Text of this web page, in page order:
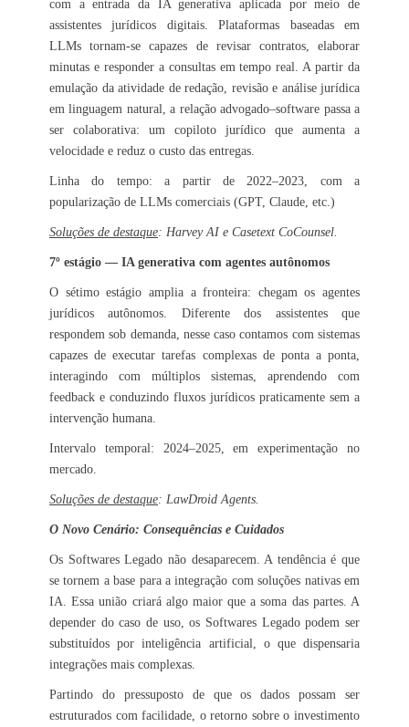
com a entrada da IA generativa aplicada por meio de
assistentes jurídicos digitais. Plataformas baseadas em
LLMs tornam-se capazes de revisar contratos, elaborar
minutas e responder a consultas em tempo real. A partir da
emulação da atividade de redação, revisão e análise jurídica
em linguagem natural, a relação advogado–software passa a
ser colaborativa: um copiloto jurídico que aumenta a
velocidade e reduz o custo das entregas.
Linha do tempo: a partir de 2022–2023, com a
popularização de LLMs comerciais (GPT, Claude, etc.)
Soluções de destaque: Harvey AI e Casetext CoCounsel.
7º estágio — IA generativa com agentes autônomos
O sétimo estágio amplia a fronteira: chegam os agentes
jurídicos autônomos. Diferente dos assistentes que
respondem sob demanda, nesse caso contamos com sistemas
capazes de executar tarefas complexas de ponta a ponta,
interagindo com múltiplos sistemas, aprendendo com
feedback e conduzindo fluxos jurídicos praticamente sem a
intervenção humana.
Intervalo temporal: 2024–2025, em experimentação no
mercado.
Soluções de destaque: LawDroid Agents.
O Novo Cenário: Consequências e Cuidados
Os Softwares Legado não desaparecem. A tendência é que
se tornem a base para a integração com soluções nativas em
IA. Essa união criará algo maior que a soma das partes. A
depender do caso de uso, os Softwares Legado podem ser
substituídos por inteligência artificial, o que dispensaria
integrações mais complexas.
Partindo do pressuposto de que os dados possam ser
estruturados com facilidade, o retorno sobre o investimento